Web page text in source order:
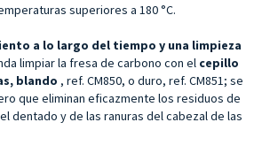
superiores a 180 °C.
a lo largo del tiempo y una limpieza
limpiar la fresa de carbono con el cepillo
blando , ref. CM850, o duro, ref. CM851; se
que eliminan eficazmente los residuos de
dentado y de las ranuras del cabezal de las